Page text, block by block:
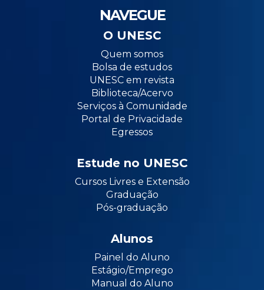
NAVEGUE
O UNESC
Quem somos
Bolsa de estudos
UNESC em revista
Biblioteca/Acervo
Serviços à Comunidade
Portal de Privacidade
Egressos
Estude no UNESC
Cursos Livres e Extensão
Graduação
Pós-graduação
Alunos
Painel do Aluno
Estágio/Emprego
Manual do Aluno